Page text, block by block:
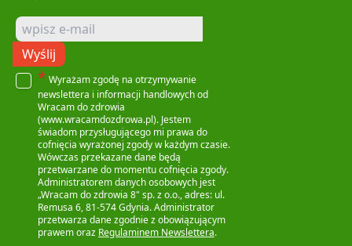
Wyślij
* Wyrażam zgodę na otrzymywanie
newslettera i informacji handlowych od
Wracam do zdrowia
(www.wracamdozdrowa.pl). Jestem
świadom przysługującego mi prawa do
cofnięcia wyrażonej zgody w każdym czasie.
Wówczas przekazane dane będą
przetwarzane do momentu cofnięcia zgody.
Administratorem danych osobowych jest
„Wracam do zdrowia 8" sp. z o.o., adres: ul.
Remusa 6, 81-574 Gdynia. Administrator
przetwarza dane zgodnie z obowiązującym
prawem oraz Regulaminem Newslettera.